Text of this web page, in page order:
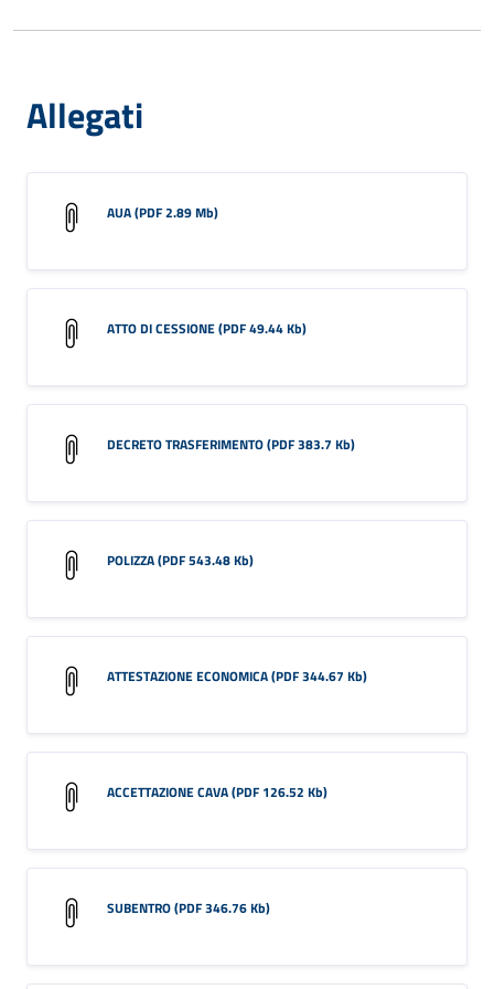
Allegati
AUA (PDF 2.89 Mb)
ATTO DI CESSIONE (PDF 49.44 Kb)
DECRETO TRASFERIMENTO (PDF 383.7 Kb)
POLIZZA (PDF 543.48 Kb)
ATTESTAZIONE ECONOMICA (PDF 344.67 Kb)
ACCETTAZIONE CAVA (PDF 126.52 Kb)
SUBENTRO (PDF 346.76 Kb)